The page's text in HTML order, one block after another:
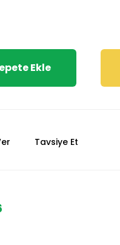
Ekle
Tavsiye Et